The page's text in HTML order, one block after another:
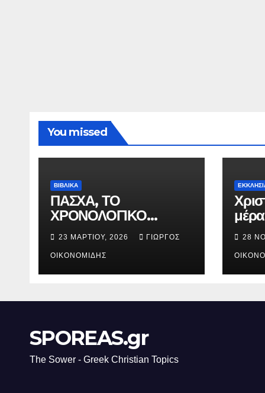
You missed
ΒΙΒΛΙΚΑ
ΠΑΣΧΑ, ΤΟ
ΧΡΟΝΟΛΟΓΙΚΟ
ΔΙΑΓΡΑΜΜΑ ΤΗΣ
ΣΤΑΥΡΩΣΕΩΣ.
23 ΜΑΡΤΊΟΥ, 2026 ΓΙΏΡΓΟΣ
ΟΙΚΟΝΟΜΊΔΗΣ
28
SPOREAS.gr
The Sower - Greek Christian Topics